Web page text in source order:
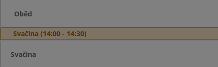
Oběd
Svačina (14:00 - 14:30)
Svačina